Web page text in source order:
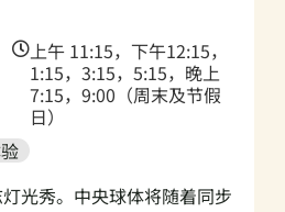
上午 11:15，下午12:15，
1:15，3:15，5:15，晚上
7:15，9:00（周末及节假
日）
光秀。中央球体将随着同步